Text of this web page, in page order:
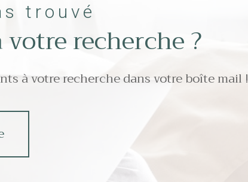
trouvé
recherche ?
à votre recherche dans votre boîte mail !